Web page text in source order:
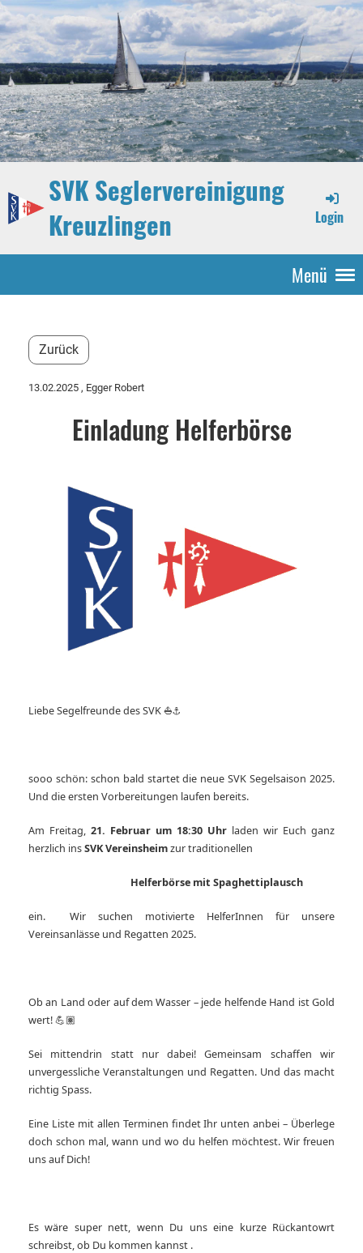
SVK Seglervereinigung
Kreuzlingen
Login
Menü
Zurück
13.02.2025 , Egger Robert
Einladung Helferbörse
Liebe Segelfreunde des SVK ⛵⚓
sooo schön: schon bald startet die neue SVK Segelsaison 2025.
Und die ersten Vorbereitungen laufen bereits.
Am Freitag, 21. Februar um 18:30 Uhr laden wir Euch ganz
herzlich insSVKVereinsheimzur traditionellen
Helferbörse mit Spaghettiplausch
ein. Wir suchen motivierte HelferInnen für unsere
Vereinsanlässe und Regatten 2025.
Ob an Land oder auf dem Wasser – jede helfende Hand ist Gold
wert! 💪🏽
Sei mittendrin statt nur dabei!Gemeinsam schaffen wir
unvergessliche Veranstaltungen und Regatten. Und das macht
richtig Spass.
Eine Liste mit allen Terminen findet Ihr unten anbei – Überlege
doch schon mal, wann und wo du helfen möchtest. Wir freuen
uns auf Dich!
Es wäre super nett, wenn Du uns eine kurze Rückantowrt
schreibst, ob Du kommen kannst .